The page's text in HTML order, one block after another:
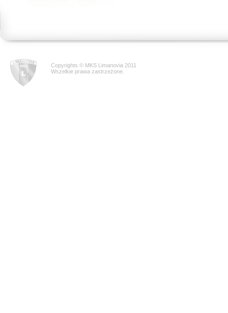
Copyrights © MKS Limanovia 2011
Wszelkie prawa zastrzeżone.